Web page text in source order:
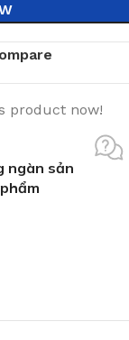
product now!
ngàn sản
phẩm